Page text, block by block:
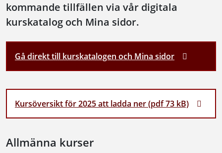
kommande tillfällen via vår digitala
kurskatalog och Mina sidor.
Gå direkt till kurskatalogen och Mina sidor
Kursöversikt för 2025 att ladda ner (pdf 73 kB)
Allmänna kurser